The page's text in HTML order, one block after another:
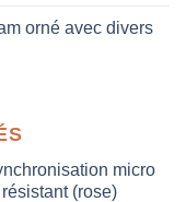
orné avec divers
micro
(rose)